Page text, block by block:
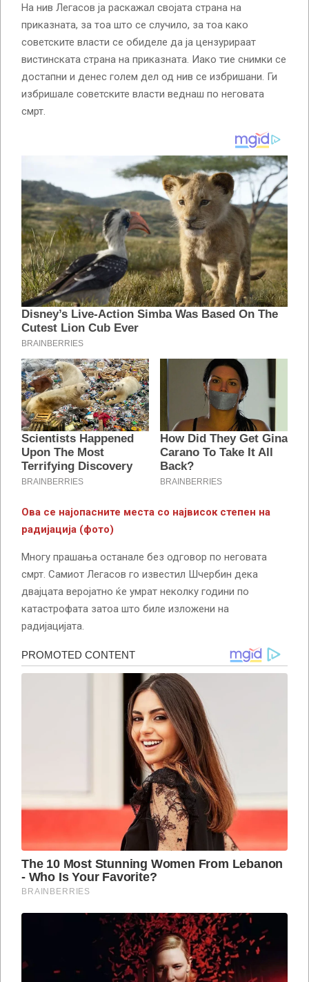
На нив Легасов ја раскажал својата страна на
приказната, за тоа што се случило, за тоа како
советските власти се обиделе да ја цензурираат
вистинската страна на приказната. Иако тие снимки се
достапни и денес голем дел од нив се избришани. Ги
избришале советските власти веднаш по неговата
смрт.
Ова се најопасните места со највисок степен на
радијација (фото)
Многу прашања останале без одговор по неговата
смрт. Самиот Легасов го известил Шчербин дека
двајцата веројатно ќе умрат неколку години по
катастрофата затоа што биле изложени на
радијацијата.